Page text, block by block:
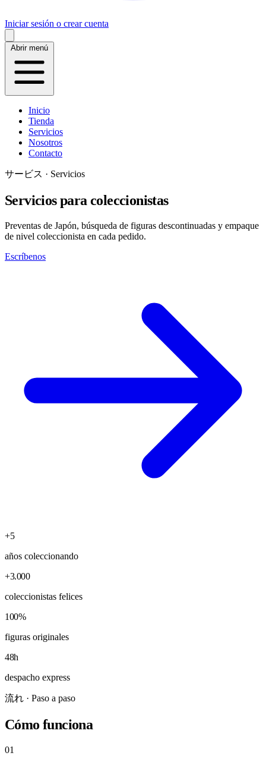
Iniciar sesión o crear cuenta
Abrir menú
Inicio
Tienda
Servicios
Nosotros
Contacto
サービス · Servicios
Servicios para coleccionistas
Preventas de Japón, búsqueda de figuras descontinuadas y empaque
de nivel coleccionista en cada pedido.
Escríbenos
+5
años coleccionando
+3.000
coleccionistas felices
100%
figuras originales
48h
despacho express
流れ · Paso a paso
Cómo funciona
01